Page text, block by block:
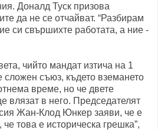
Доналд Туск призова
да не се отчайват. “Разбирам
си свършихте работата, а ние -
чийто мандат изтича на 1
сложен съюз, където вземането
време, но че двете
влязат в него. Председателят
Жан-Клод Юнкер заяви, че е
това е историческа грешка”,